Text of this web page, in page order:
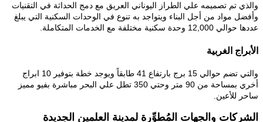
والذي تم تصميمه علي الطراز اليوناني العريق مع دمج الحداثة في التقنيات
وأفضل مواد من أجل البناء ويتواجد به تنوع في الوحدات السكنية التي يبلغ
عددها حوالي 12,000 وحدة سكنية مختلفة مع الخدمات المتكاملة.
الأبراج الغربية
والتي تضم حوالي 15 برج بارتفاع 41 طابقاً ويوجد خطة بتوفير 10 ابراج
أخري بمساحة من 90 متر وحتي 350 تطل علي البحر مباشرة بفيو مميز
ساحر للأعين.
الشركات والجهات المُطوِّرة لمدينة العلمين الجديدة